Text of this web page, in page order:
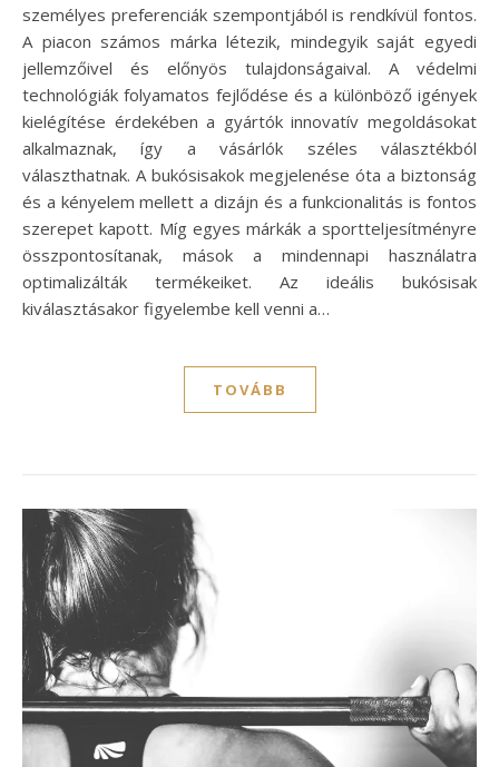
személyes preferenciák szempontjából is rendkívül fontos.
A piacon számos márka létezik, mindegyik saját egyedi
jellemzőivel és előnyös tulajdonságaival. A védelmi
technológiák folyamatos fejlődése és a különböző igények
kielégítése érdekében a gyártók innovatív megoldásokat
alkalmaznak, így a vásárlók széles választékból
választhatnak. A bukósisakok megjelenése óta a biztonság
és a kényelem mellett a dizájn és a funkcionalitás is fontos
szerepet kapott. Míg egyes márkák a sportteljesítményre
összpontosítanak, mások a mindennapi használatra
optimalizálták termékeiket. Az ideális bukósisak
kiválasztásakor figyelembe kell venni a…
TOVÁBB